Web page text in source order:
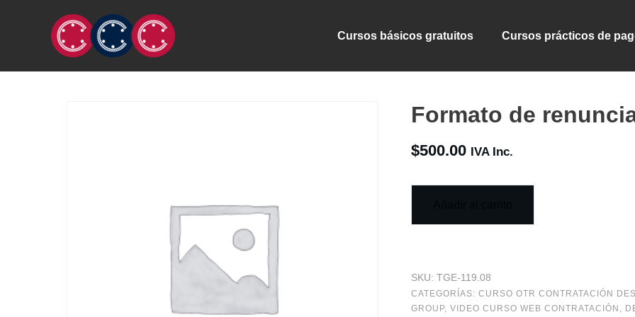
Cursos básicos gratuitos Cursos prácticos de
Formato de
$500.00 IVA Inc.
SKU:TGE-119.08
CATEGORÍAS:CURSO OTR CONTRATACIÓN
GROUP,VIDEO CURSO WEB CONTRATACIÓN,